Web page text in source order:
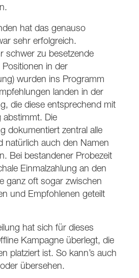
hat das genauso
sehr erfolgreich.
schwer zu besetzende
Positionen in der
wurden ins Programm
landen in der
die diese entsprechend mit
abstimmt. Die
dokumentiert zentral alle
natürlich auch den Namen
Bei bestandener Probezeit
Einmalzahlung an den
ganz oft sogar zwischen
und Empfohlenen geteilt
hat sich für dieses
Kampagne überlegt, die
platziert ist. So kann’s auch
übersehen.